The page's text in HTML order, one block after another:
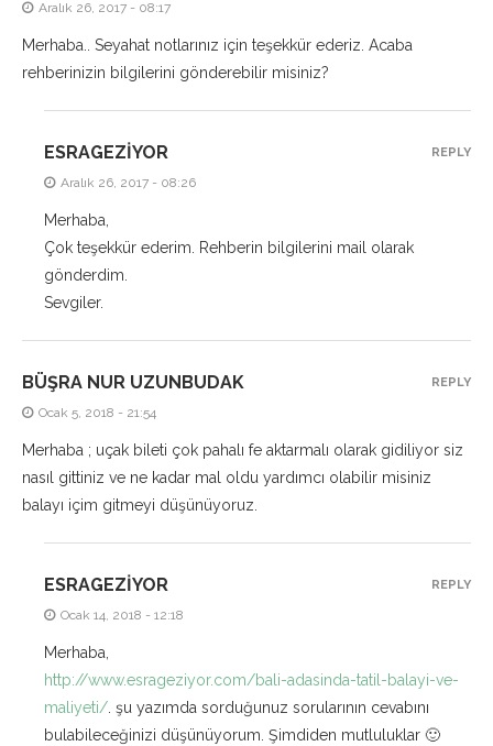
Aralık 26, 2017 - 08:17
Merhaba.. Seyahat notlarınız için teşekkür ederiz. Acaba
rehberinizin bilgilerini gönderebilir misiniz?
ESRAGEZIYOR
Aralık 26, 2017 - 08:26
Merhaba,
Çok teşekkür ederim. Rehberin bilgilerini mail olarak
gönderdim.
Sevgiler.
REPLY
BÜŞRA NUR UZUNBUDAK
Ocak 5, 2018 - 21:54
Merhaba ; uçak bileti çok pahalı fe aktarmalı olarak gidiliyor siz
nasıl gittiniz ve ne kadar mal oldu yardımcı olabilir misiniz
balayı içim gitmeyi düşünüyoruz.
REPLY
ESRAGEZIYOR
Ocak 14, 2018 - 12:18
Merhaba,
http://www.esrageziyor.com/bali-adasinda-tatil-balayi-ve-
maliyeti/ . şu yazımda sorduğunuz sorularının cevabını
bulabileceğinizi düşünüyorum. Şimdiden mutluluklar 🙂
REPLY